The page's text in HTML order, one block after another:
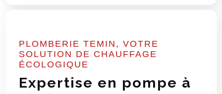
PLOMBERIE TEMIN, VOTRE
SOLUTION DE CHAUFFAGE
ÉCOLOGIQUE
Expertise en pompe à